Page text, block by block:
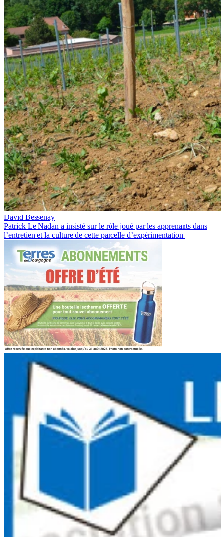
David Bessenay
Patrick Le Nadan a insisté sur le rôle joué par les apprenants dans
l’entretien et la culture de cette parcelle d’expérimentation.